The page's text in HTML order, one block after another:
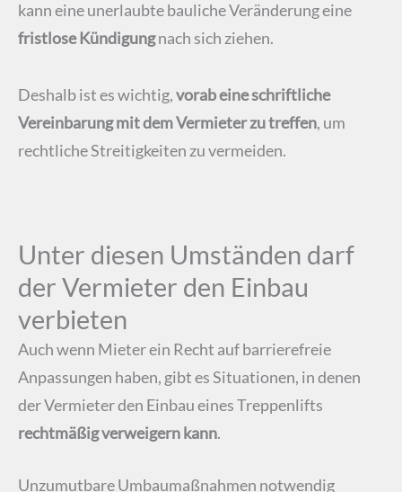
kann eine unerlaubte bauliche Veränderung eine
fristlose Kündigungnach sich ziehen.
Deshalb ist es wichtig,vorab eine schriftliche
Vereinbarung mit dem Vermieter zu treffen, um
rechtliche Streitigkeiten zu vermeiden.
Unter diesen Umständen darf
der Vermieter den Einbau
verbieten
Auch wenn Mieter ein Recht auf barrierefreie
Anpassungen haben, gibt es Situationen, in denen
der Vermieter den Einbau eines Treppenlifts
rechtmäßig verweigern kann.
Unzumutbare Umbaumaßnahmen notwendig